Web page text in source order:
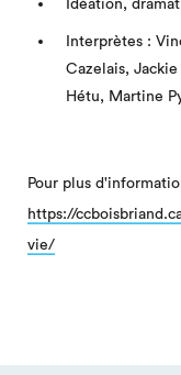
Interprètes :
Cazelais,
Hétu, Martine
Pour plus
https://
vie/